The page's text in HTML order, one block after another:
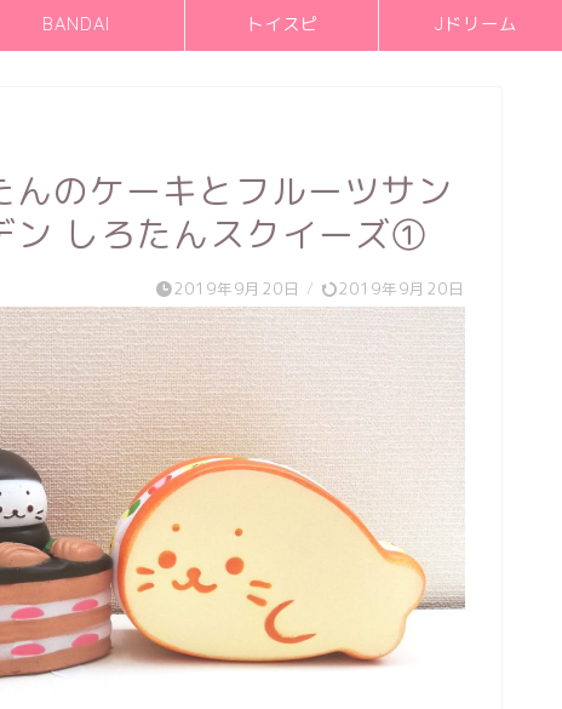
BANDAI トイスピ Jドリーム
のケーキとフルーツサン
しろたんスクイーズ①
2019年9月20日 / 2019年9月20日